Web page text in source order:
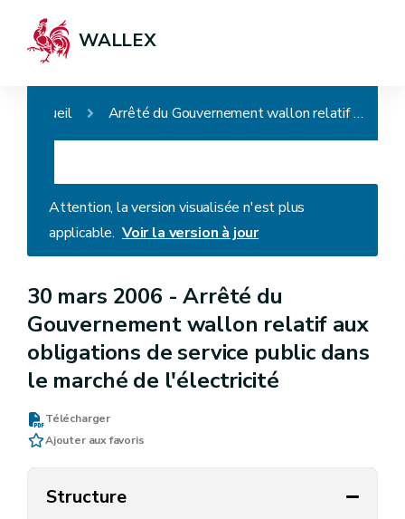
WALLEX
Accueil Arrêté du Gouvernement wallon relatif aux obligations de service public dans le marché de l'électricité
Attention, la version visualisée n'est plus
applicable. Voir la version à jour
30 mars 2006 -Arrêté du
Gouvernement wallon relatif aux
obligations de service public dans
le marché de l'électricité
Télécharger
Ajouter aux favoris
Structure